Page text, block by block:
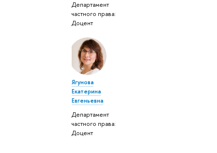
Департамент
частного права:
Доцент
Ягунова
Екатерина
Евгеньевна
Департамент
частного права:
Доцент